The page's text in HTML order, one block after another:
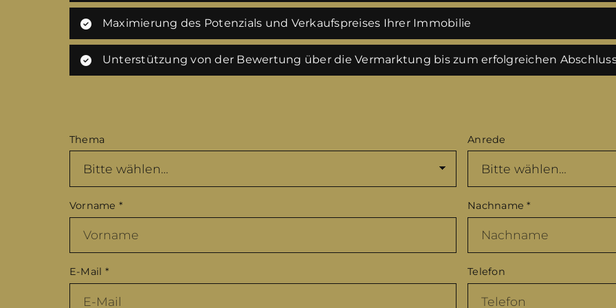
Maximierung des Potenzials und Verkaufspreises Ihrer Immobilie
Unterstützung von der Bewertung über die Vermarktung bis zum erfolgreichen
Thema Anrede
Vorname * Nachname*
E-Mail * Telefon